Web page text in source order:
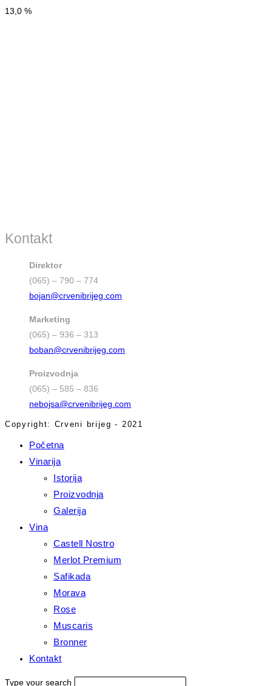
13,0 %
Kontakt
Direktor
(065) – 790 – 774
bojan@crvenibrijeg.com
Marketing
(065) – 936 – 313
boban@crvenibrijeg.com
Proizvodnja
(065) – 585 – 836
nebojsa@crvenibrijeg.com
Copyright: Crveni brijeg - 2021
Početna
Vinarija
Istorija
Proizvodnja
Galerija
Vina
Castell Nostro
Merlot Premium
Safikada
Morava
Rose
Muscaris
Bronner
Kontakt
Type your search